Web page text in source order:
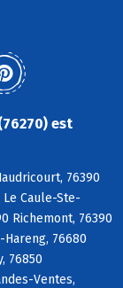
est
76390
Caule-Ste-
Richemont, 76390
76680
76850
Ventes,